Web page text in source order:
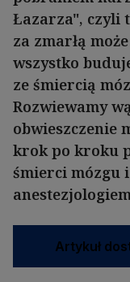
Łazarza", czyli
za zmarłą
wszystko
ze śmiercią
Rozwiewamy
obwieszczenie
krok po kroku
śmierci mózgu
Artykuł